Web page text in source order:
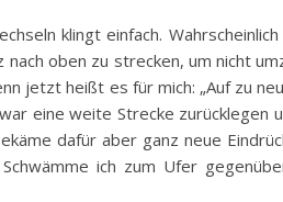
klingt einfach.
oben zu strecken, um nicht
jetzt heißt es für mich: „Auf zu
eine weite Strecke zurücklegen
dafür aber ganz neue
ich zum Ufer